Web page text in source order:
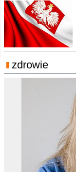
zdrowie